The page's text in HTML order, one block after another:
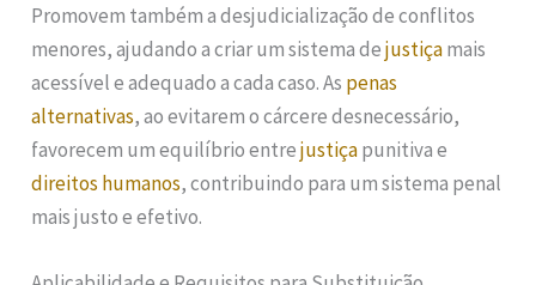
Promovem também a desjudicialização de conflitos
menores, ajudando a criar um sistema dejustiçamais
acessível e adequado a cada caso. As penas
alternativas, ao evitarem o cárcere desnecessário,
favorecem um equilíbrio entrejustiçapunitiva e
direitos humanos, contribuindo para um sistema penal
mais justo e efetivo.